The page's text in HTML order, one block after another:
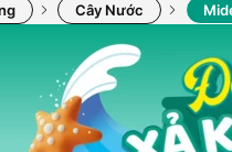
Cây Nước